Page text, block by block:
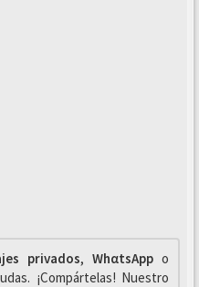
privados, WhαtsAppo
¡Compártelas! Nuestro